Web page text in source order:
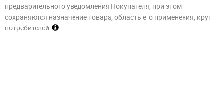
предварительного уведомления Покупателя, при этом
сохраняются назначение товара, область его применения, круг
потребителей